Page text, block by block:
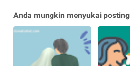
Anda mungkin menyukai